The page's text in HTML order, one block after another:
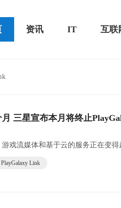
资讯 IT 互联
三星宣布本月将终止
戏流媒体和基于云的服务正在变得
PlayGalaxy Link
式蓝牙音箱测评-MacSources
屏